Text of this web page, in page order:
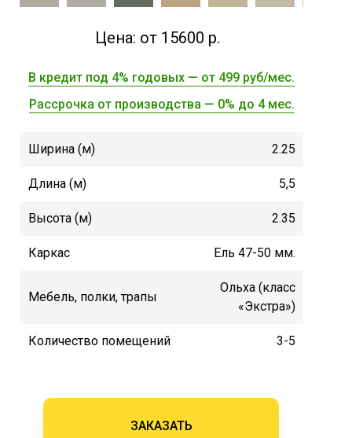
Рассрочка от производства — 0% до 4 мес.
В кредит под 4% годовых — от 499 руб/мес.
Ширина (м) 2.25
Длина (м) 5,5
Высота (м) 2.35
Каркас Ель 47-50 мм.
Мебель, полки, трапы
Ольха (класс
«Экстра»)
Количество помещений 3-5
Цена: от 15600 р.
ЗАКАЗАТЬ